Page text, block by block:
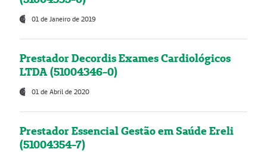
01 de Janeiro de 2019
Prestador Decordis Exames Cardiológicos
LTDA (51004346-0)
01 de Abril de 2020
Prestador Essencial Gestão em Saúde Ereli
(51004354-7)